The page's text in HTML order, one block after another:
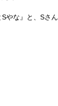
Sやな』と、Sさん